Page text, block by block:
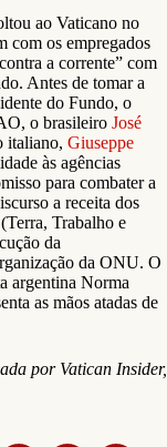
ao Vaticano no
com os empregados
a corrente” com
Antes de tomar a
do Fundo, o
o brasileiro José
italiano, Giuseppe
às agências
para combater a
a receita dos
Trabalho e
da
da ONU. O
argentina Norma
as mãos atadas de
por Vatican Insider,